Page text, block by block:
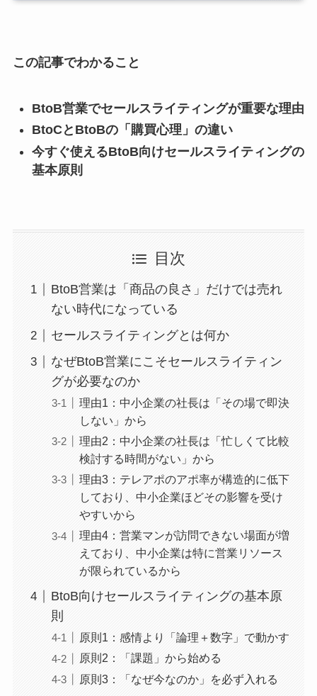
この記事でわかること
BtoB営業でセールスライティングが重要な理由
BtoCとBtoBの「購買心理」の違い
今すぐ使えるBtoB向けセールスライティングの
基本原則
目次
BtoB営業は「商品の良さ」だけでは売れ
ない時代になっている
セールスライティングとは何か
なぜBtoB営業にこそセールスライティン
グが必要なのか
理由1：中小企業の社長は「その場で即決
しない」から
理由2：中小企業の社長は「忙しくて比較
検討する時間がない」から
理由3：テレアポのアポ率が構造的に低下
しており、中小企業ほどその影響を受け
やすいから
理由4：営業マンが訪問できない場面が増
えており、中小企業は特に営業リソース
が限られているから
BtoB向けセールスライティングの基本原
則
原則1：感情より「論理＋数字」で動かす
原則2：「課題」から始める
原則3：「なぜ今なのか」を必ず入れる